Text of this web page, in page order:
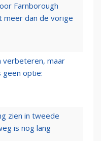
Farnborough
meer dan de vorige
verbeteren, maar
geen optie:
zien in tweede
is nog lang